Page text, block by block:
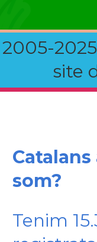
2005-
site
som?
Tenim